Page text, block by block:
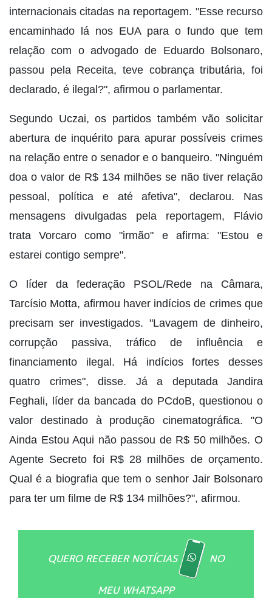
internacionais citadas na reportagem. "Esse recurso
encaminhado lá nos EUA para o fundo que tem
relação com o advogado de Eduardo Bolsonaro,
passou pela Receita, teve cobrança tributária, foi
declarado, é ilegal?", afirmou o parlamentar.
Segundo Uczai, os partidos também vão solicitar
abertura de inquérito para apurar possíveis crimes
na relação entre o senador e o banqueiro. "Ninguém
doa o valor de R$ 134 milhões se não tiver relação
pessoal, política e até afetiva", declarou. Nas
mensagens divulgadas pela reportagem, Flávio
trata Vorcaro como "irmão" e afirma: "Estou e
estarei contigo sempre".
O líder da federação PSOL/Rede na Câmara,
Tarcísio Motta, afirmou haver indícios de crimes que
precisam ser investigados. "Lavagem de dinheiro,
corrupção passiva, tráfico de influência e
financiamento ilegal. Há indícios fortes desses
quatro crimes", disse. Já a deputada Jandira
Feghali, líder da bancada do PCdoB, questionou o
valor destinado à produção cinematográfica. "O
Ainda Estou Aqui não passou de R$ 50 milhões. O
Agente Secreto foi R$ 28 milhões de orçamento.
Qual é a biografia que tem o senhor Jair Bolsonaro
para ter um filme de R$ 134 milhões?", afirmou.
QUERO RECEBER NOTÍCIAS NO
MEU WHATSAPP